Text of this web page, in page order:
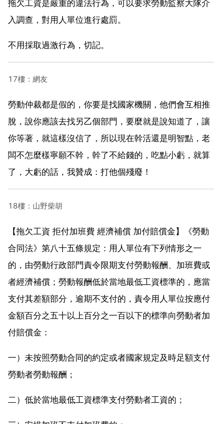
拖欠工資是嚴重的違法行為，可以要求勞動監察大隊介
入調查，對用人單位進行處罰。
不用採取過激行為，切記。
17樓：網友
勞動仲裁都是假的，你要是找國家機關，他們會互相推
脫，說你應該去找另乙個部門，要麼就是說知道了，讓
你等著，就這樣沒信了，所以現在幹活還是明智點，老
闆不怎麼樣寧願不幹，幹了不給錢的，吃點小虧，就算
了，大虧的話，我贊成：打他個殘廢！
18樓：山野柴胡
【拖欠工資 拒付加班費 經濟補償 加付賠償金】《勞動
合同法》第八十五條規定：用人單位有下列情形之一
的，由勞動行政部門責令限期支付勞動報酬、加班費或
者經濟補償；勞動報酬低於當地最低工資標準的，應當
支付其差額部分，逾期不支付的，責令用人單位按應付
金額百分之五十以上百分之一百以下的標準向勞動者加
付賠償金：
一）未按照勞動合同的約定或者國家規定及時足額支付
勞動者勞動報酬；
二）低於當地最低工資標準支付勞動者工資的；